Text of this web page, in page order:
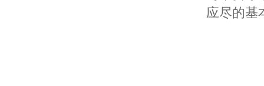
应尽的基